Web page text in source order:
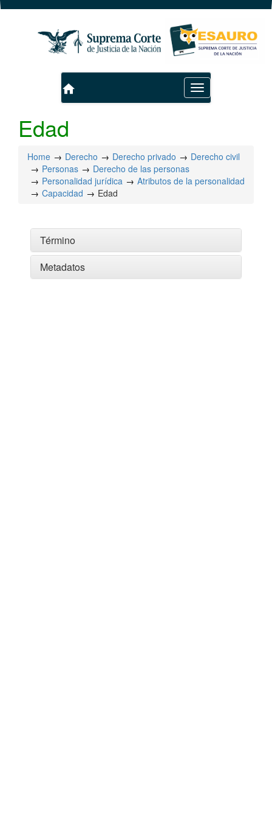
Toggle
navigation
home
Edad
Home Derecho Derecho privado
Derecho civil
Personas
Derecho de las personas
Personalidad jurídica
Atributos de la personalidad
Capacidad
Edad
Término
Metadatos